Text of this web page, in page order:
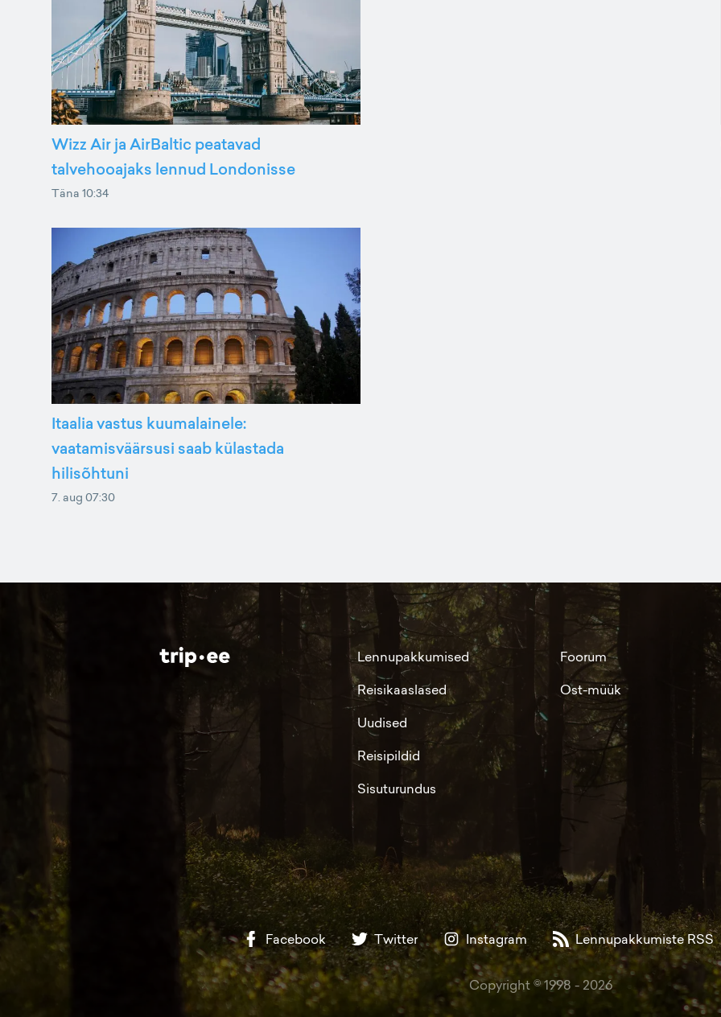
Wizz Air ja AirBaltic peatavad
talvehooajaks lennud Londonisse
Täna 10:34
Itaalia vastus kuumalainele:
vaatamisväärsusi saab külastada
hilisõhtuni
7. aug 07:30
Lennupakkumised
Reisikaaslased
Uudised
Reisipildid
Sisuturundus
Foorum
Ost-müük
Facebook Twitter Instagram Lennupakkumiste RSS
Copyright © 1998 - 2026